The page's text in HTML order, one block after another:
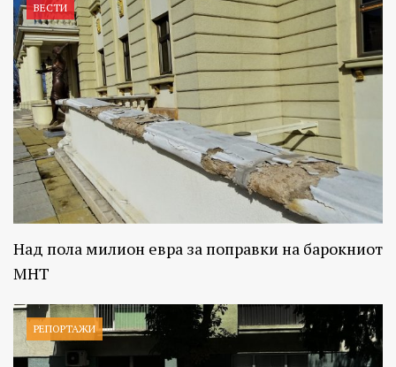
ВЕСТИ
Над пола милион евра за поправки на барокниот
МНТ
РЕПОРТАЖИ